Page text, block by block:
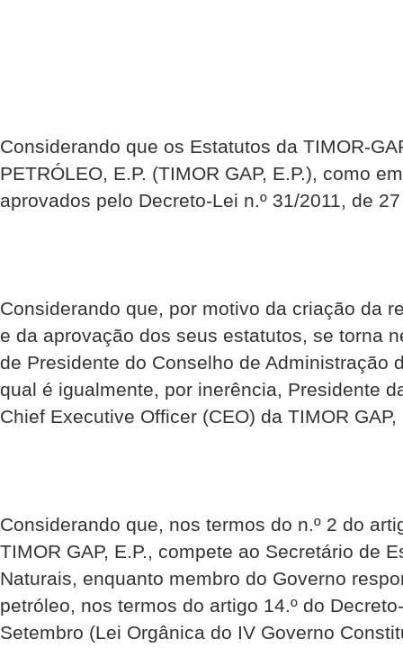
Considerando que os Estatutos da TIMOR-
PETRÓLEO, E.P. (TIMOR GAP, E.P.), como
aprovados pelo Decreto-Lei n.º 31/2011, de
Considerando que, por motivo da criação da
e da aprovação dos seus estatutos, se torna
de Presidente do Conselho de Administração
qual é igualmente, por inerência, Presidente
Chief Executive Officer (CEO) da TIMOR GAP,
Considerando que, nos termos do n.º 2 do
TIMOR GAP, E.P., compete ao Secretário de
Naturais, enquanto membro do Governo
petróleo, nos termos do artigo 14.º do
Setembro (Lei Orgânica do IV Governo